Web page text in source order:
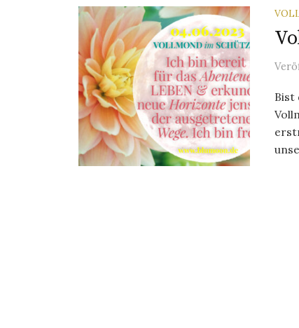
Bist